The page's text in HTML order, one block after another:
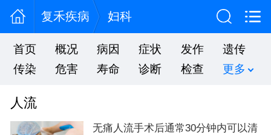
复禾疾病 妇科
首页 概况 病因 症状 发作
遗传
传染
危害 寿命 诊断 检查 更多
人流
无痛人流手术后通常30分钟内可以清